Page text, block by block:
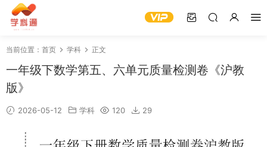
当前位置： 首页 学科 正文
一年级下数学第五、六单元质量检测卷《沪教
版》
2026-05-12 学科 120 29